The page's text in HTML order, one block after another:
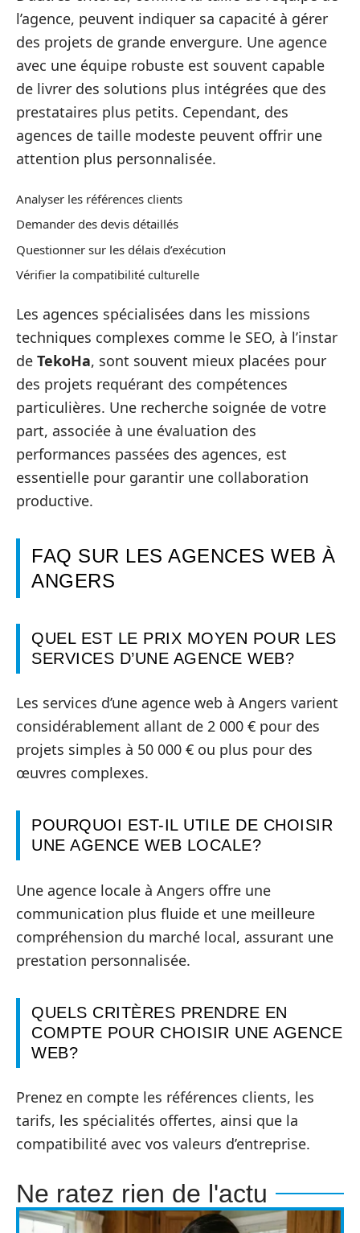
l’agence, peuvent indiquer sa capacité à gérer
des projets de grande envergure. Une agence
avec une équipe robuste est souvent capable
de livrer des solutions plus intégrées que des
prestataires plus petits. Cependant, des
agences de taille modeste peuvent offrir une
attention plus personnalisée.
Analyser les références clients
Demander des devis détaillés
Questionner sur les délais d’exécution
Vérifier la compatibilité culturelle
Les agences spécialisées dans les missions
techniques complexes comme le SEO, à l’instar
de TekoHa, sont souvent mieux placées pour
des projets requérant des compétences
particulières. Une recherche soignée de votre
part, associée à une évaluation des
performances passées des agences, est
essentielle pour garantir une collaboration
productive.
FAQ SUR LES AGENCES WEB À
ANGERS
QUEL EST LE PRIX MOYEN POUR LES
SERVICES D’UNE AGENCE WEB?
Les services d’une agence web à Angers varient
considérablement allant de 2 000 € pour des
projets simples à 50 000 € ou plus pour des
œuvres complexes.
POURQUOI EST-IL UTILE DE CHOISIR
UNE AGENCE WEB LOCALE?
Une agence locale à Angers offre une
communication plus fluide et une meilleure
compréhension du marché local, assurant une
prestation personnalisée.
QUELS CRITÈRES PRENDRE EN
COMPTE POUR CHOISIR UNE AGENCE
WEB?
Prenez en compte les références clients, les
tarifs, les spécialités offertes, ainsi que la
compatibilité avec vos valeurs d’entreprise.
Ne ratez rien de l'actu